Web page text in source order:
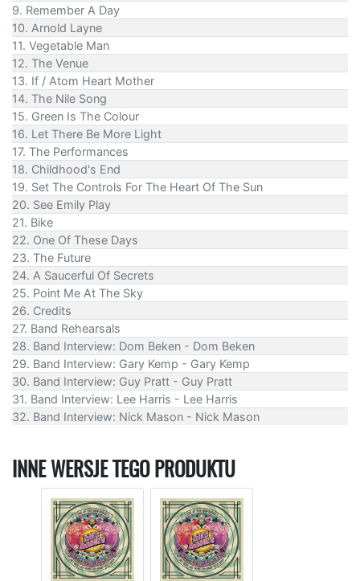
9. Remember A Day
10. Arnold Layne
11. Vegetable Man
12. The Venue
13. If / Atom Heart Mother
14. The Nile Song
15. Green Is The Colour
16. Let There Be More Light
17. The Performances
18. Childhood's End
19. Set The Controls For The Heart Of The Sun
20. See Emily Play
21. Bike
22. One Of These Days
23. The Future
24. A Saucerful Of Secrets
25. Point Me At The Sky
26. Credits
27. Band Rehearsals
28. Band Interview: Dom Beken - Dom Beken
29. Band Interview: Gary Kemp - Gary Kemp
30. Band Interview: Guy Pratt - Guy Pratt
31. Band Interview: Lee Harris - Lee Harris
32. Band Interview: Nick Mason - Nick Mason
INNE WERSJE TEGO PRODUKTU